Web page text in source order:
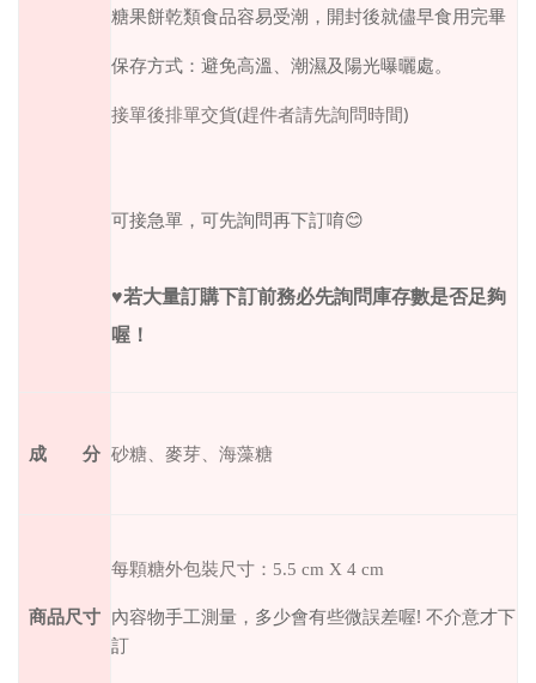
糖果餅乾類食品容易受潮，開封後就儘早食用完畢
保存方式：避免高溫、潮濕及陽光曝曬處。
接單後排單交貨(趕件者請先詢問時間)
可接急單，可先詢問再下訂唷😊
♥若大量訂購下訂前務必先詢問庫存數是否足夠
喔！
成 分 砂糖、麥芽 、海藻糖
商品尺寸
每顆糖外包裝尺寸：5.5 cm X 4 cm
內容物手工測量，多少會有些微誤差喔! 不介意才下
訂